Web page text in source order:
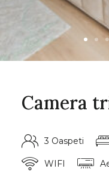
Camera
3 Oaspeti
WIFI